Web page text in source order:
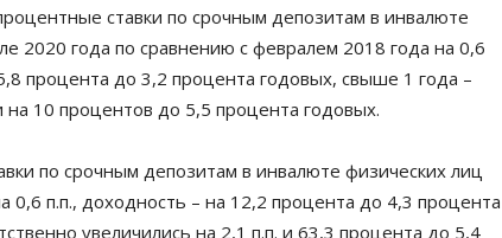
ставки по срочным депозитам в инвалюте
2020 года по сравнению с февралем 2018 года на 0,6
процента до 3,2 процента годовых, свыше 1 года –
на 10 процентов до 5,5 процента годовых.
по срочным депозитам в инвалюте физических лиц
п.п., доходность – на 12,2 процента до 4,3 процента
увеличились на 2,1 п.п. и 63,3 процента до 5,4